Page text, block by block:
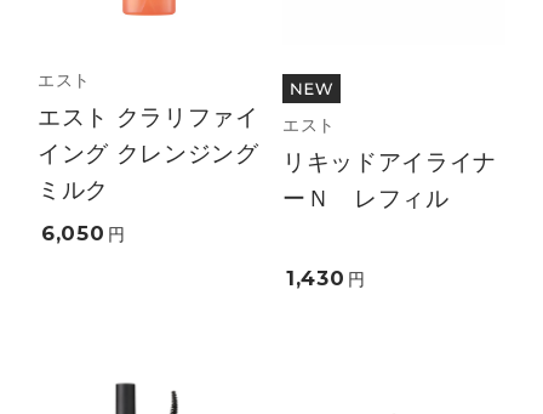
エスト
エスト クラリファイ
イング クレンジング
ミルク
6,050 円
エスト
リキッドアイライナ
ーＮ レフィル
1,430 円